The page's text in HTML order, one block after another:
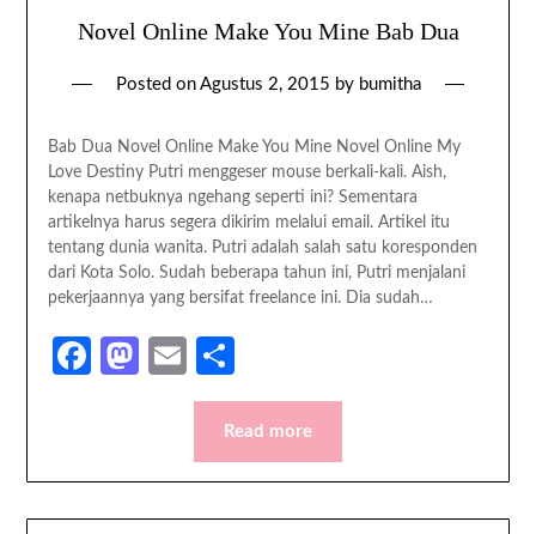
Novel Online Make You Mine Bab Dua
Posted on Agustus 2, 2015 by bumitha
Bab Dua Novel Online Make You Mine Novel Online My
Love Destiny Putri menggeser mouse berkali-kali. Aish,
kenapa netbuknya ngehang seperti ini? Sementara
artikelnya harus segera dikirim melalui email. Artikel itu
tentang dunia wanita. Putri adalah salah satu koresponden
dari Kota Solo. Sudah beberapa tahun ini, Putri menjalani
pekerjaannya yang bersifat freelance ini. Dia sudah…
Facebook
Mastodon
Email
Read more